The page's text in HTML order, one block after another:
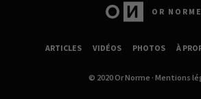
OR NORME
ARTICLES VIDÉOS PHOTOS À
© 2020 Or Norme · Mentions